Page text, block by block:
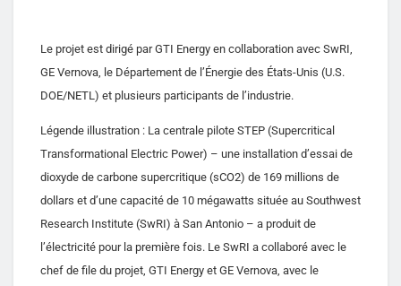
Le projet est dirigé par GTI Energy en collaboration avec SwRI,
GE Vernova, le Département de l’Énergie des États-Unis (U.S.
DOE/NETL) et plusieurs participants de l’industrie.
Légende illustration : La centrale pilote STEP (Supercritical
Transformational Electric Power) – une installation d’essai de
dioxyde de carbone supercritique (sCO2) de 169 millions de
dollars et d’une capacité de 10 mégawatts située au Southwest
Research Institute (SwRI) à San Antonio – a produit de
l’électricité pour la première fois. Le SwRI a collaboré avec le
chef de file du projet, GTI Energy et GE Vernova, avec le